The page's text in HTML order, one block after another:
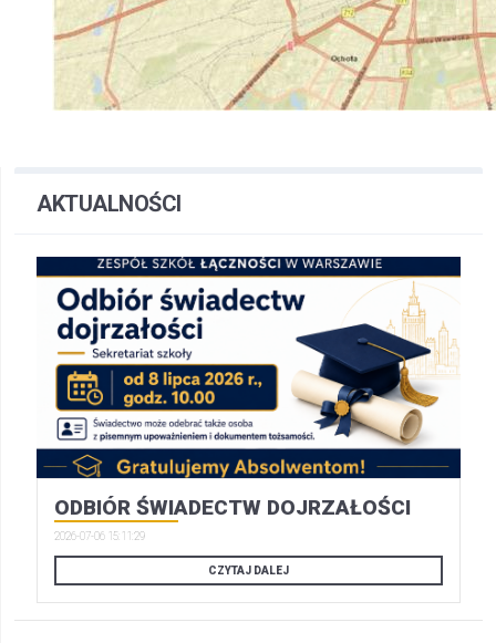
AKTUALNOŚCI
ODBIÓR ŚWIADECTW DOJRZAŁOŚCI
2026-07-06 15:11:29
CZYTAJ DALEJ